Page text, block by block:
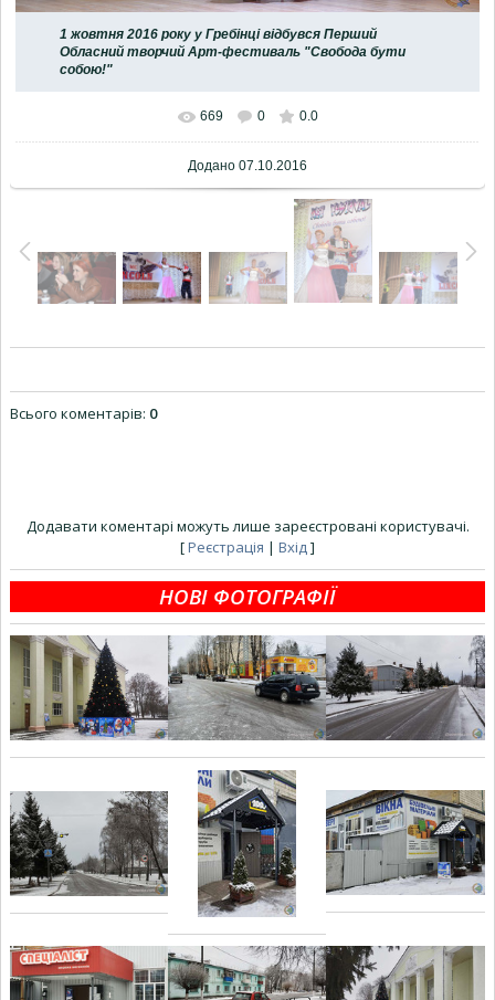
1 жовтня 2016 року у Гребінці відбувся Перший
Обласний творчий Арт-фестиваль "Свобода бути
собою!"
669 0 0.0
Додано 07.10.2016
Всього коментарів: 0
Додавати коментарі можуть лише зареєстровані користувачі.
[Реєстрація | Вхід ]
НОВІ ФОТОГРАФІЇ